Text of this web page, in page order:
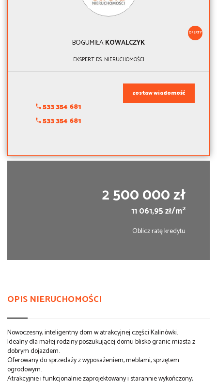
OFERTY
BOGUMIŁAKOWALCZYK
EKSPERT DS. NIERUCHOMOŚCI
533 354 681
533 354 681
zostaw wiadomość
2 500 000 zł
11 061,95 zł/m2
Oblicz ratę kredytu
OPIS NIERUCHOMOŚCI
Nowoczesny, inteligentny dom w atrakcyjnej części Kalinówki.
Idealny dla małej rodziny poszukującej domu blisko granic miasta z
dobrym dojazdem.
Oferowany do sprzedaży z wyposażeniem, meblami, sprzętem
ogrodowym.
Atrakcyjnie i funkcjonalnie zaprojektowany i starannie wykończony;